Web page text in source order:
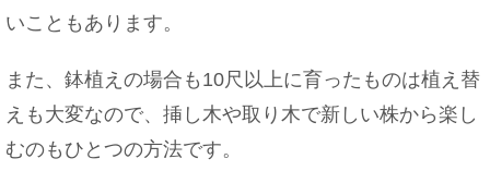
性も
犬が病気で仕事を休む時、本当の理由を言わない方
がいい場合も！
いこともあります。
また、鉢植えの場合も10尺以上に育ったものは植え替
えも大変なので、挿し木や取り木で新しい株から楽し
むのもひとつの方法です。